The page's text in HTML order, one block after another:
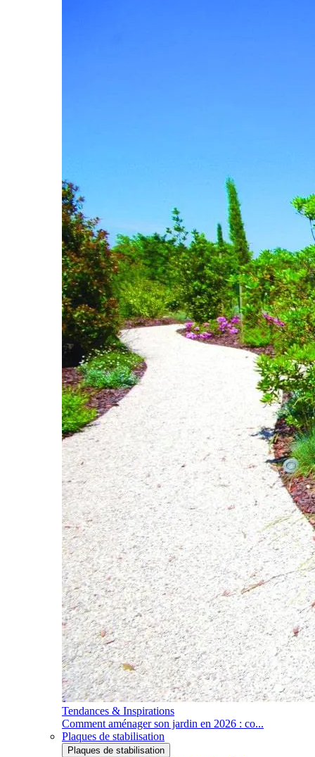
Tendances & Inspirations
Comment aménager son jardin en 2026 : co...
Plaques de stabilisation
Plaques de stabilisation